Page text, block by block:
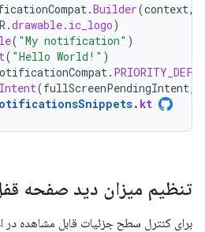
.Builder(context,
R .drawable. ic_logo)
( "My notification" )
( "Hello World!" )
.
(fullScreenPendingIntent,
. kt
تنظیم میزان دید صفحه
برای کنترل سطح جزئیات قابل مشاهده در